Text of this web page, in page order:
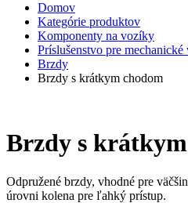
Domov
Kategórie produktov
Komponenty na vozíky
Príslušenstvo pre
Brzdy
Brzdy s krátkym chodom
Brzdy s
Odpružené brzdy, vhodné pre
úrovni kolena pre ľahký prístup.